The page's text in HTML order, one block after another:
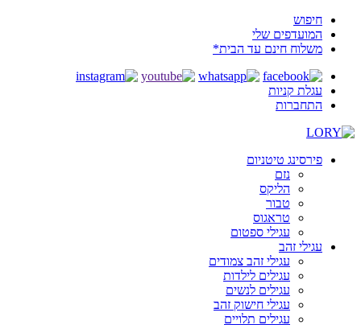
חיפוש
המועדפים שלי
משלוח חינם עד הבית*
עגלת קניות
התחברות
פירסינג טיטניום
נזם
הליקס
טבור
טראגוס
עגילי ספטום
עגילי זהב
עגילי זהב צמודים
עגילים לילדות
עגילים לנשים
עגילי חישוק זהב
עגילים תלויים